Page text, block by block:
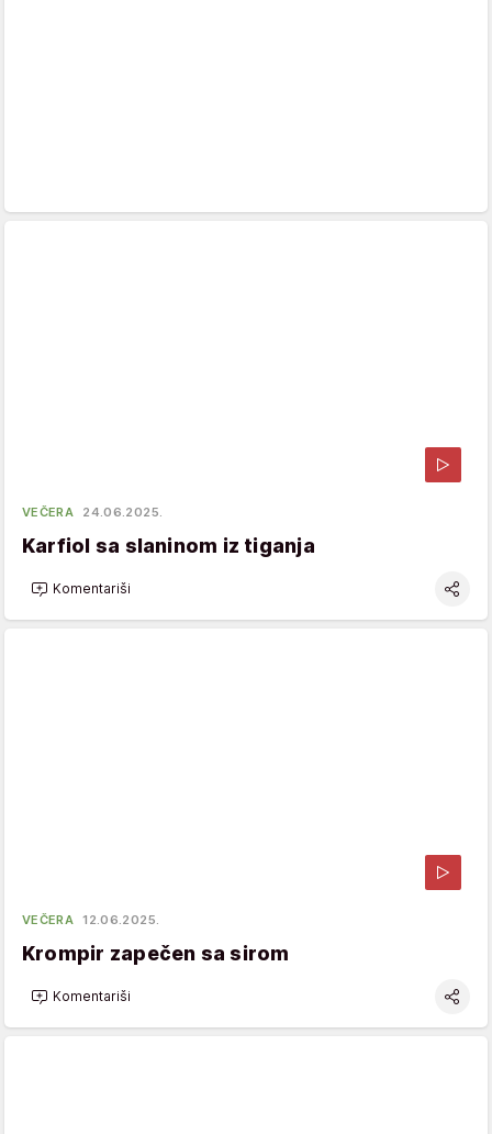
VEČERA 24.06.2025.
Karfiol sa slaninom iz tiganja
Komentariši
VEČERA 12.06.2025.
Krompir zapečen sa sirom
Komentariši